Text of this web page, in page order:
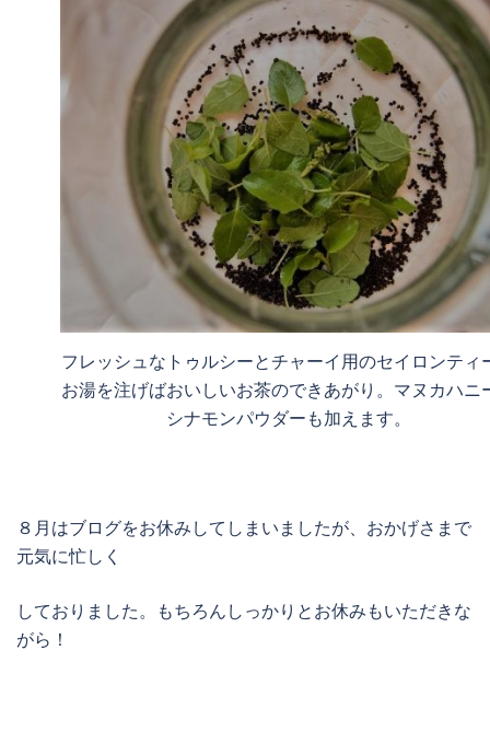
フレッシュなトゥルシーとチャーイ用のセイロンティ
お湯を注げばおいしいお茶のできあがり。マヌカハニ
シナモンパウダーも加えます。
８月はブログをお休みしてしまいましたが、おかげさまで
元気に忙しく
しておりました。もちろんしっかりとお休みもいただきな
がら！